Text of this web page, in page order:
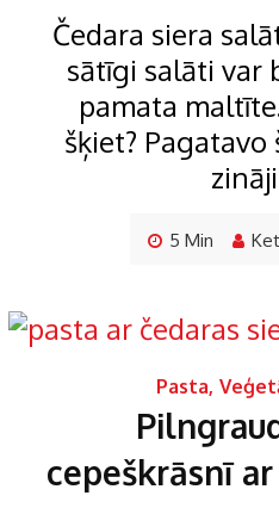
Čedara siera
sātīgi salāti var
pamata
šķiet? Pagatavo
5 Min
Pasta,
cepeškrāsnī